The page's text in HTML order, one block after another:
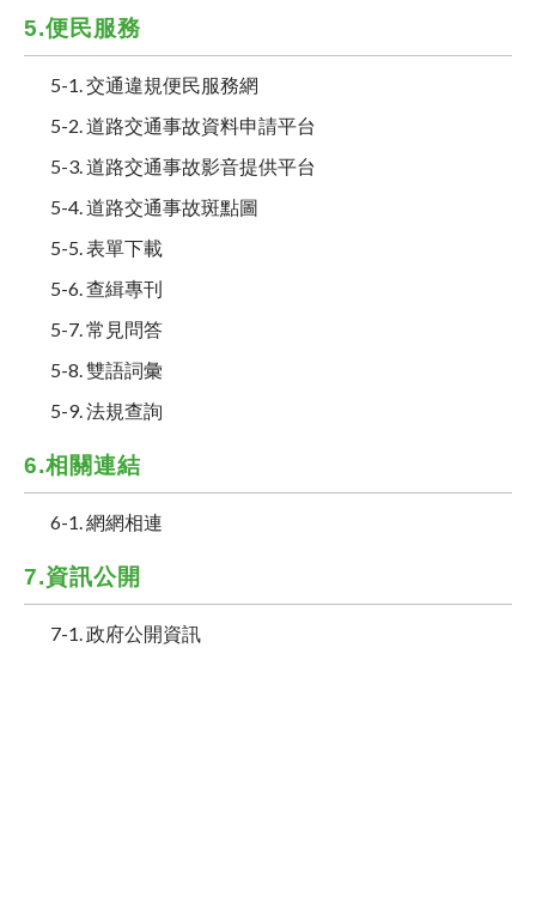
5.便民服務
5-1. 交通違規便民服務網
5-2. 道路交通事故資料申請平台
5-3. 道路交通事故影音提供平台
5-4. 道路交通事故斑點圖
5-5. 表單下載
5-6. 查緝專刊
5-7. 常見問答
5-8. 雙語詞彙
5-9. 法規查詢
6.相關連結
6-1. 網網相連
7.資訊公開
7-1. 政府公開資訊